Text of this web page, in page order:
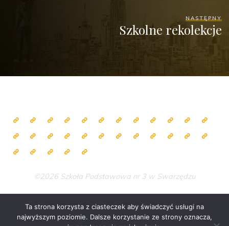
NASTĘPNY
Szkolne rekolekcje
©2026 Szkoła Podstawowa nr 3 w Swarzędzu
Ta strona korzysta z ciasteczek aby świadczyć usługi na
najwyższym poziomie. Dalsze korzystanie ze strony oznacza,